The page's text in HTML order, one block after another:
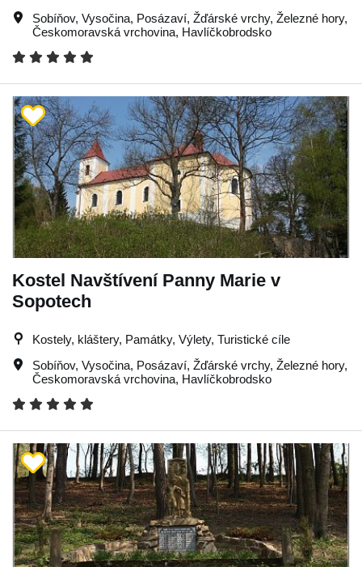
Sobíňov, Vysočina, Posázaví, Žďárské vrchy, Železné hory,
Českomoravská vrchovina, Havlíčkobrodsko
Kostel Navštívení Panny Marie v
Sopotech
Kostely, kláštery, Památky, Výlety, Turistické cíle
Sobíňov, Vysočina, Posázaví, Žďárské vrchy, Železné hory,
Českomoravská vrchovina, Havlíčkobrodsko